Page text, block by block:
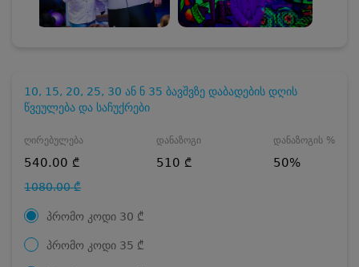
10, 15, 20, 25, 30 ან ნ 35 ბავშვზე დაბადების დღის
წვეულება და საჩუქრები
ღირებულება
540.00 ₾
1080.00 ₾
დანაზოგი
510 ₾
დანაზოგის %
50%
პრომო კოდი 30 ₾
პრომო კოდი 35 ₾